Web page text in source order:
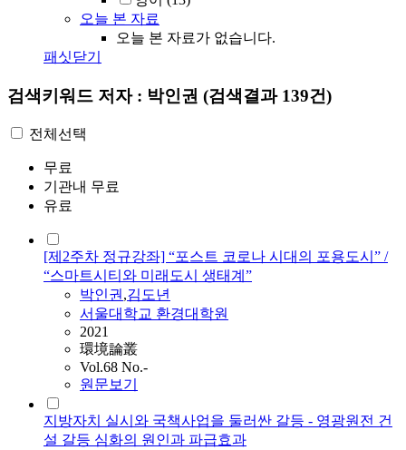
오늘 본 자료
오늘 본 자료가 없습니다.
패싯닫기
검색키워드 저자 : 박인권 (검색결과 139건)
전체선택
무료
기관내 무료
유료
[제2주차 정규강좌] “포스트 코로나 시대의 포용도시” /
“스마트시티와 미래도시 생태계”
박인권,김도년
서울대학교 환경대학원
2021
環境論叢
Vol.68 No.-
원문보기
지방자치 실시와 국책사업을 둘러싼 갈등 - 영광원전 건
설 갈등 심화의 원인과 파급효과